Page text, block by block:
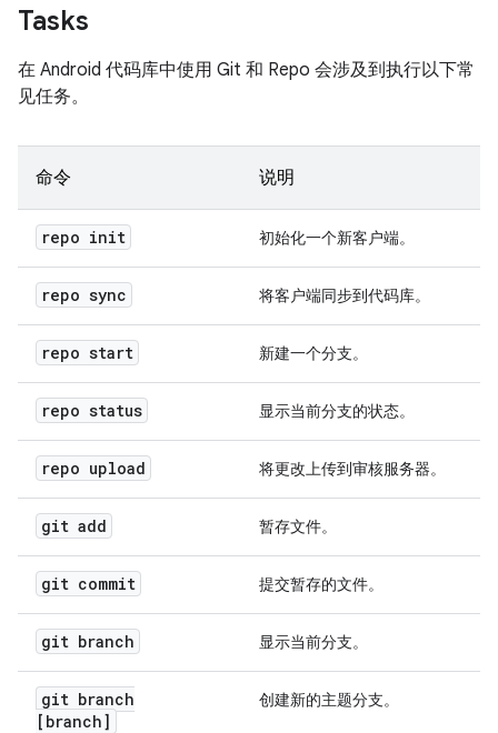
Tasks
在 Android 代码库中使用 Git 和 Repo 会涉及到执行以下常
见任务。
命令 说明
repo init 初始化一个新客户端。
repo sync 将客户端同步到代码库。
repo start 新建一个分支。
repo status 显示当前分支的状态。
repo upload 将更改上传到审核服务器。
git add 暂存文件。
git commit 提交暂存的文件。
git branch 显示当前分支。
git branch
[branch]
创建新的主题分支。